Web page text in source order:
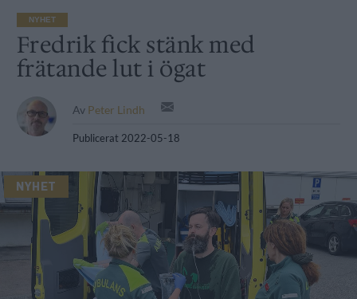
NYHET
Fredrik fick stänk med
frätande lut i ögat
Av Peter Lindh
Publicerat 2022-05-18
NYHET